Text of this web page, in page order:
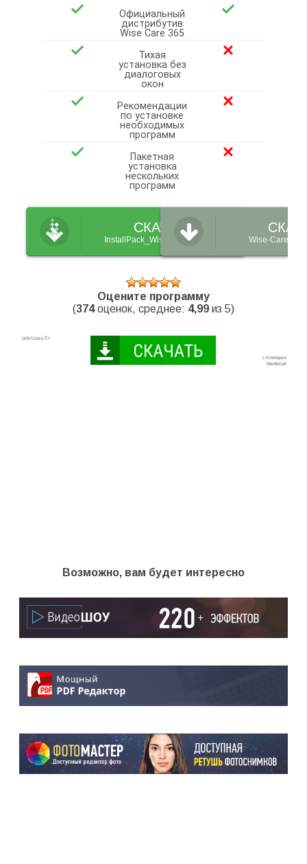
Официальный
дистрибутив
Wise Care 365
Тихая
установка без
диалоговых
окон
Рекомендации
по установке
необходимых
программ
Пакетная
установка
нескольких
программ
СКАЧАТЬ
InstallPack_Wise-Care-365.exe Wise-Care-
Оцените программу
(374оценок, среднее: 4,99 из 5)
Возможно, вам будет интересно